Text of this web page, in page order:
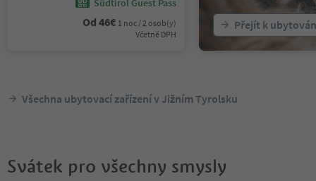
Od 46€ 1 noc / 2 osob(y)
Včetně DPH
Přejít k
Všechna ubytovací zařízení v Jižním Tyrolsku
Svátek pro všechny smysly